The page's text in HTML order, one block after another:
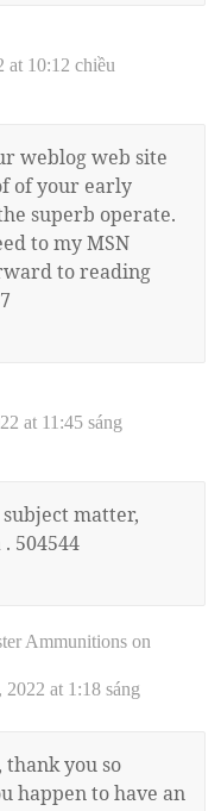
at 10:12 chiều
weblog web site
of your early
superb operate.
to my MSN
to reading
at 11:45 sáng
matter,
504544
Ammunitions on
at 1:18 sáng
thank you so
happen to have an